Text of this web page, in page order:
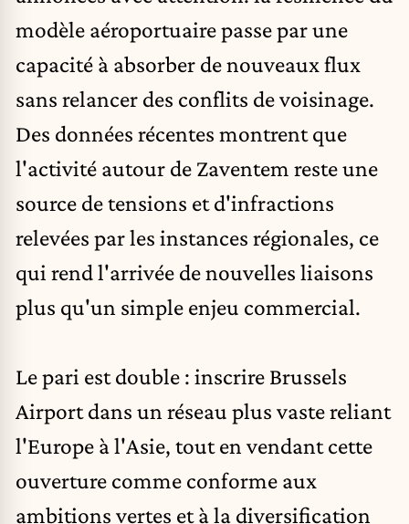
modèle aéroportuaire passe par une
capacité à absorber de nouveaux flux
sans relancer des conflits de voisinage.
Des données récentes montrent que
l'activité autour de Zaventem reste une
source de tensions et d'infractions
relevées par les instances régionales, ce
qui rend l'arrivée de nouvelles liaisons
plus qu'un simple enjeu commercial.
Le pari est double : inscrire Brussels
Airport dans un réseau plus vaste reliant
l'Europe à l'Asie, tout en vendant cette
ouverture comme conforme aux
ambitions vertes et à la diversification